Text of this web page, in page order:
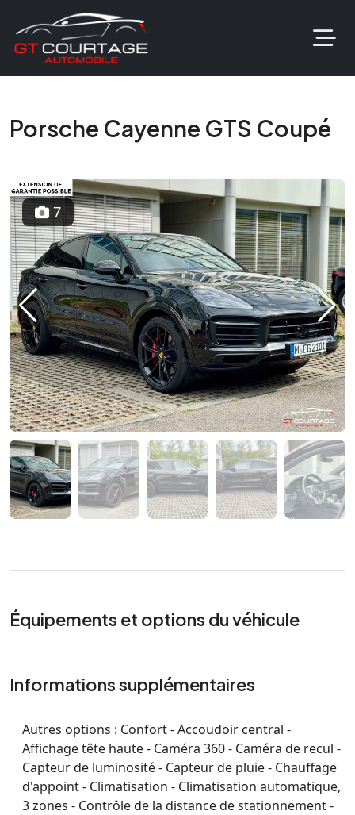
Porsche Cayenne GTS Coupé
Previous Next
7
Équipements et options du véhicule
Informations supplémentaires
Autres options : Confort - Accoudoir central -
Affichage tête haute - Caméra 360 - Caméra de recul -
Capteur de luminosité - Capteur de pluie - Chauffage
d'appoint - Climatisation - Climatisation automatique,
3 zones - Contrôle de la distance de stationnement -